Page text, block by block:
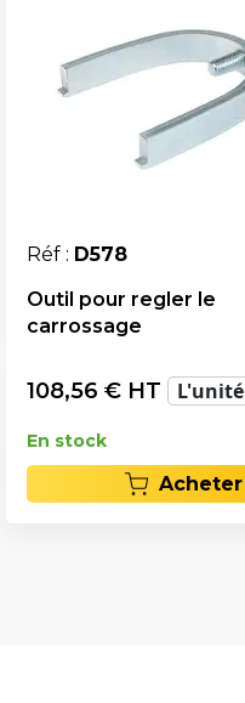
Réf : D578
Outil pour regler le
carrossage
108,56 € HT L'unité
En stock
Acheter